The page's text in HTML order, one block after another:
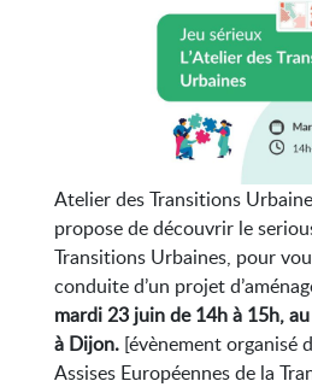
Atelier des Transitions
propose de découvrir le
Transitions Urbaines, pour
conduite d’un projet
mardi 23 juin de 14h à 15h,
à Dijon. [évènement organisé
Assises Européennes de la